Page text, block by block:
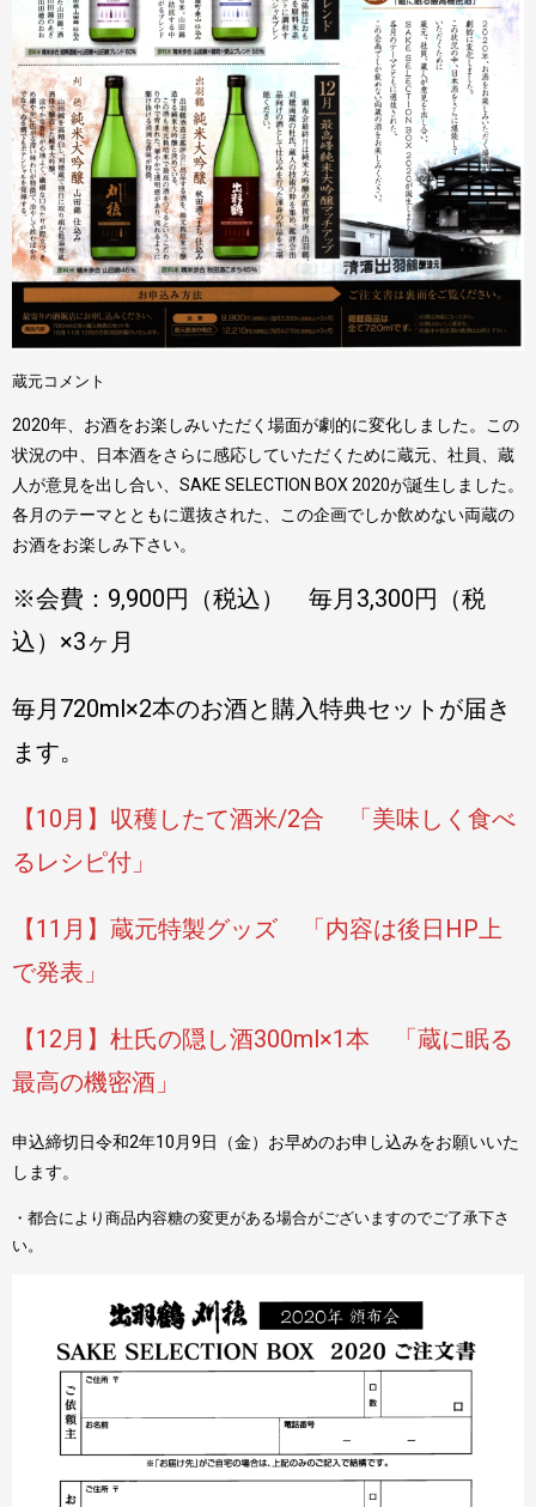
蔵元コメント
2020年、お酒をお楽しみいただく場面が劇的に変化しました。この
状況の中、日本酒をさらに感応していただくために蔵元、社員、蔵
人が意見を出し合い、SAKE SELECTION BOX 2020が誕生しました。
各月のテーマとともに選抜された、この企画でしか飲めない両蔵の
お酒をお楽しみ下さい。
※会費：9,900円（税込） 毎月3,300円（税
込）×3ヶ月
毎月720ml×2本のお酒と購入特典セットが届き
ます。
【10月】収穫したて酒米/2合 「美味しく食べ
るレシピ付」
【11月】蔵元特製グッズ 「内容は後日HP上
で発表」
【12月】杜氏の隠し酒300ml×1本 「蔵に眠る
最高の機密酒」
申込締切日令和2年10月9日（金）お早めのお申し込みをお願いいた
します。
・都合により商品内容糖の変更がある場合がございますのでご了承下さ
い。